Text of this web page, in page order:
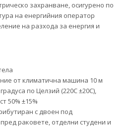
захранване, осигурено по
на енергийния оператор
на разхода за енергия и
от климатична машина 10 м
по Целзий (220С ±20С),
50% ±15%
с двоен под
раковете, отделни студени и